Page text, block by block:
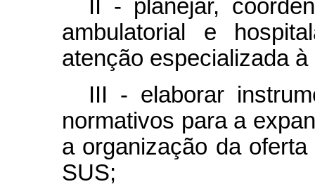
II - planejar,
ambulatorial e
atenção especializada à
III - elaborar
normativos para a
a organização da
SUS;